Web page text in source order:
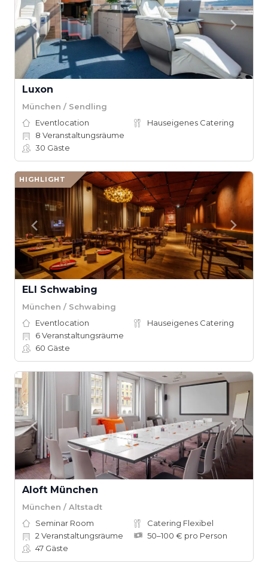
Luxon
München / Sendling
Eventlocation
Hauseigenes Catering
8 Veranstaltungsräume
30 Gäste
HIGHLIGHT
ELI Schwabing
München / Schwabing
Eventlocation
Hauseigenes Catering
6Veranstaltungsräume
60 Gäste
Aloft München
München / Altstadt
Seminar Room
Catering Flexibel
2 Veranstaltungsräume
50–100 € pro Person
47 Gäste